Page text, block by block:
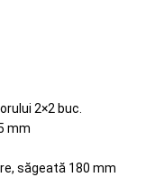
2×2 buc.
mm
săgeată 180 mm